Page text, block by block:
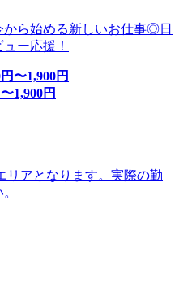
から始める新しいお仕事◎日
ー応援！
円〜1,900円
1,900円
アとなります。実際の勤